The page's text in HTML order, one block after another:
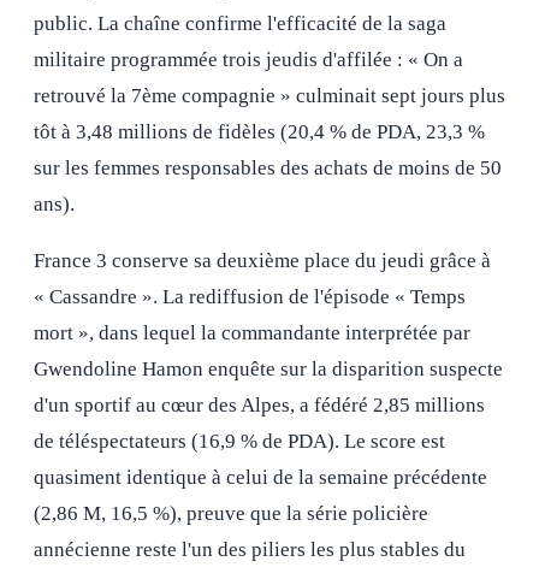
public. La chaîne confirme l'efficacité de la saga
militaire programmée trois jeudis d'affilée : « On a
retrouvé la 7ème compagnie » culminait sept jours plus
tôt à 3,48 millions de fidèles (20,4 % de PDA, 23,3 %
sur les femmes responsables des achats de moins de 50
ans).
France 3 conserve sa deuxième place du jeudi grâce à
« Cassandre ». La rediffusion de l'épisode « Temps
mort », dans lequel la commandante interprétée par
Gwendoline Hamon enquête sur la disparition suspecte
d'un sportif au cœur des Alpes, a fédéré 2,85 millions
de téléspectateurs (16,9 % de PDA). Le score est
quasiment identique à celui de la semaine précédente
(2,86 M, 16,5 %), preuve que la série policière
annécienne reste l'un des piliers les plus stables du